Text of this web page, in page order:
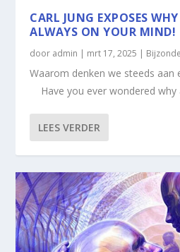
CARL JUNG EXPOSES
ALWAYS ON YOUR MIND!
door admin | mrt 17, 2025 |
Waarom denken we steeds aan
Have you ever wondered why
LEES VERDER